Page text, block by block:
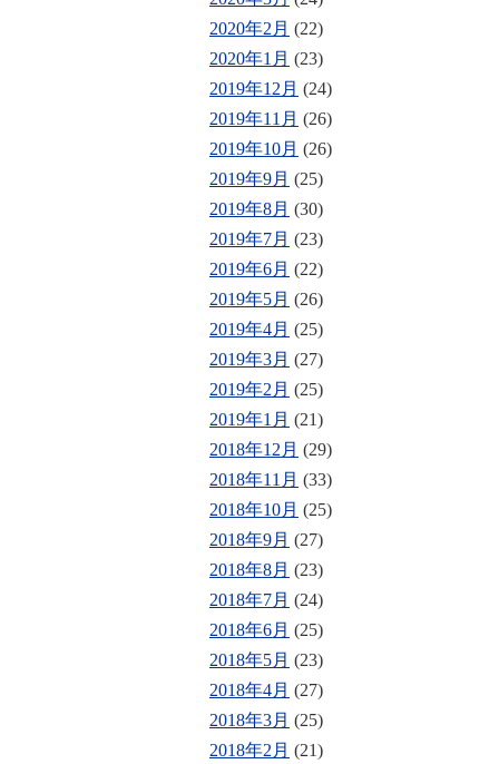
2020年2月 (22)
2020年1月 (23)
2019年12月 (24)
2019年11月 (26)
2019年10月 (26)
2019年9月 (25)
2019年8月 (30)
2019年7月 (23)
2019年6月 (22)
2019年5月 (26)
2019年4月 (25)
2019年3月 (27)
2019年2月 (25)
2019年1月 (21)
2018年12月 (29)
2018年11月 (33)
2018年10月 (25)
2018年9月 (27)
2018年8月 (23)
2018年7月 (24)
2018年6月 (25)
2018年5月 (23)
2018年4月 (27)
2018年3月 (25)
2018年2月 (21)